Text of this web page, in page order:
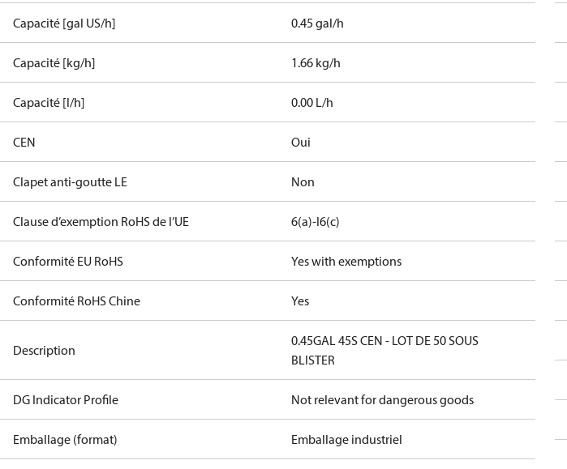
Capacité [gal US/h] 0.45 gal/h
Capacité [kg/h] 1.66 kg/h
Capacité [l/h] 0.00 L/h
CEN Oui
Clapet anti-goutte LE Non
Clause d’exemption RoHS de l’UE 6(a)-I6(c)
Conformité EU RoHS Yes with exemptions
Conformité RoHS Chine Yes
Description
0.45GAL 45S CEN - LOT DE 50 SOUS
BLISTER
DG Indicator Profile Not relevant for dangerous goods
Emballage (format) Emballage industriel